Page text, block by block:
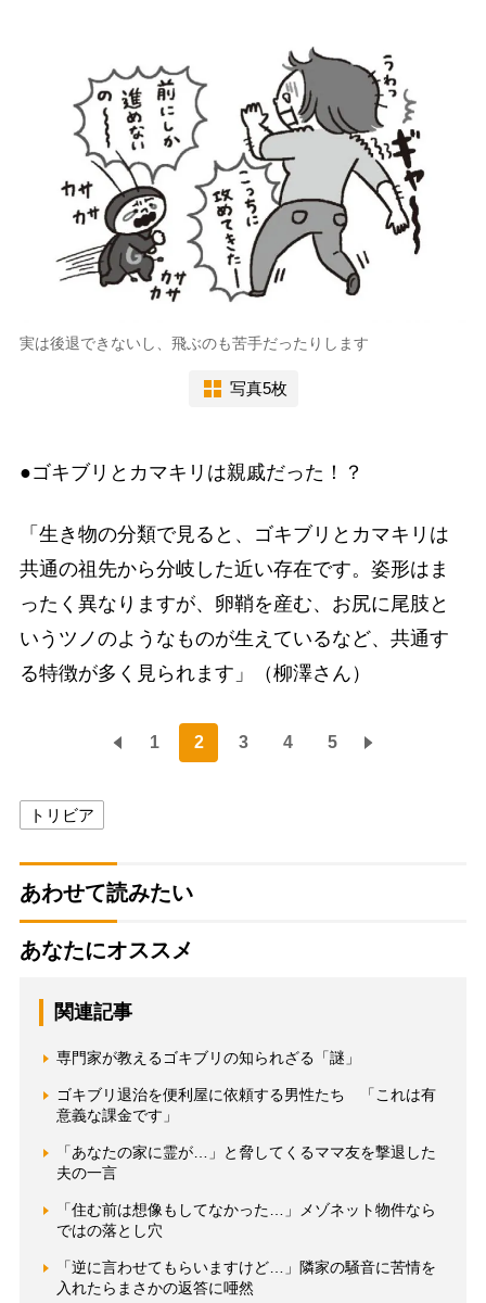
実は後退できないし、飛ぶのも苦手だったりします
写真5枚
●ゴキブリとカマキリは親戚だった！？
「生き物の分類で見ると、ゴキブリとカマキリは
共通の祖先から分岐した近い存在です。姿形はま
ったく異なりますが、卵鞘を産む、お尻に尾肢と
いうツノのようなものが生えているなど、共通す
る特徴が多く見られます」（柳澤さん）
1 2 3 4 5
トリビア
あわせて読みたい
あなたにオススメ
関連記事
専門家が教えるゴキブリの知られざる「謎」
ゴキブリ退治を便利屋に依頼する男性たち 「これは有
意義な課金です」
「あなたの家に霊が…」と脅してくるママ友を撃退した
夫の一言
「住む前は想像もしてなかった…」メゾネット物件なら
ではの落とし穴
「逆に言わせてもらいますけど…」隣家の騒音に苦情を
入れたらまさかの返答に唖然